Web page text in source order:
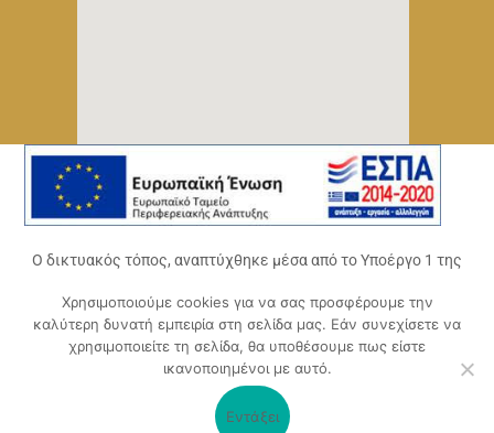
Ο δικτυακός τόπος, αναπτύχθηκε μέσα από το Υποέργο 1 της
«Ψηφιακό Οικοσύστημα Επιχειρηματικότητας του
Επιμελητηρίου Αχαΐας» (ΟΠΣ 5045300),
Επιχειρησιακό Πρόγραμμα «Δυτική Ελλάδα 2014-2020».
Συγχρηματοδοτείται από την Ευρωπαϊκή Ένωση (Ευρωπαϊκό
Ταμείο Περιφερειακής Ανάπτυξης ΕΤΠΑ) και από εθνικούς
Χρησιμοποιούμε cookies για να σας προσφέρουμε την
καλύτερη δυνατή εμπειρία στη σελίδα μας. Εάν συνεχίσετε να
χρησιμοποιείτε τη σελίδα, θα υποθέσουμε πως είστε
ικανοποιημένοι με αυτό.
Εντάξει